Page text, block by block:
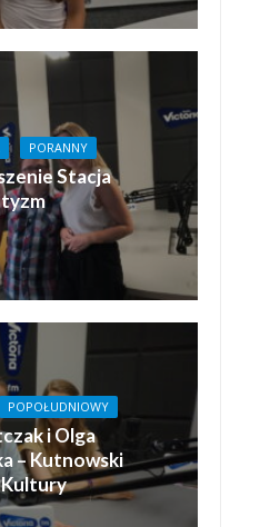
PORANNY
Stacja
POPOŁUDNIOWY
i Olga
– Kutnowski